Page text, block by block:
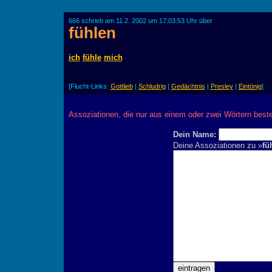
666 schrieb am 11.2. 2002 um 17:03:53 Uhr über
fühlen
ich fühle mich
[Flucht-Links: Gottlieb| Schludrig| Gedächtnis | Presley| Eintönig]
Assoziationen, die nur aus einem oder zwei Wörtern
Dein Name:
Deine Assoziationen zu »